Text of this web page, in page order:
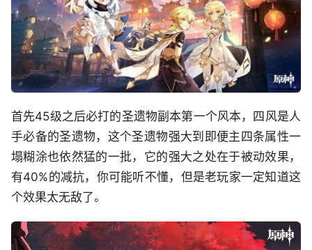
首先45级之后必打的圣遗物副本第一个风本，四风是人
手必备的圣遗物，这个圣遗物强大到即便主四条属性一
塌糊涂也依然猛的一批，它的强大之处在于被动效果，
有40%的减抗，你可能听不懂，但是老玩家一定知道这
个效果太无敌了。